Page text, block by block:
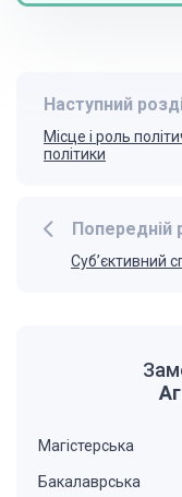
Попередній
Суб’єктивний
Наступний
Місце і роль
політики
Магістерська
Бакалаврська